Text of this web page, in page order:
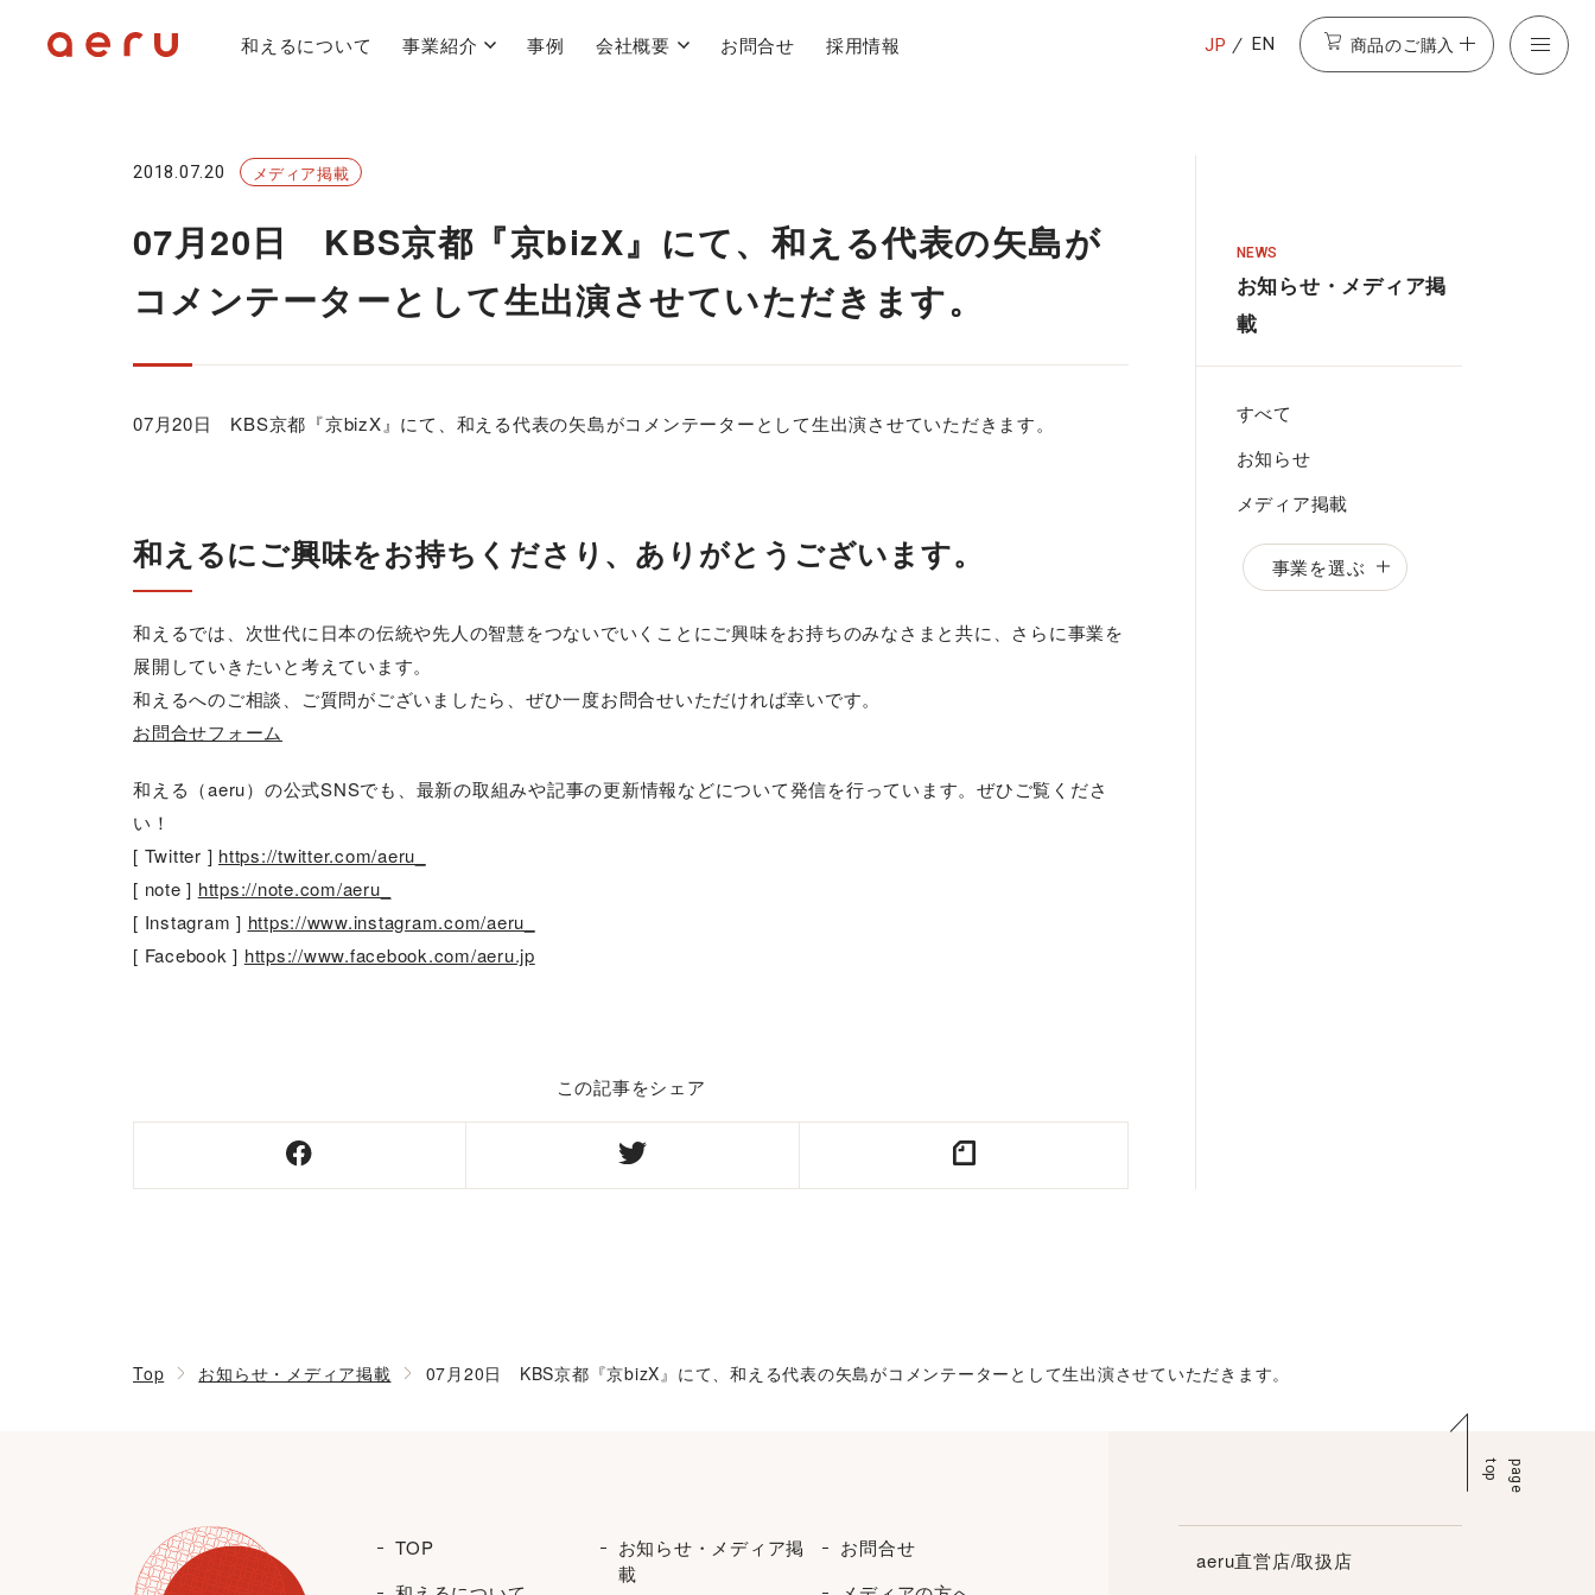
和えるについて 事業紹介 事例 会社概要 お問合せ 採用情報 JP EN 商品のご購入
2018.07.20 メディア掲載
07月20日 KBS京都『京bizX』にて、和える代表の矢島が
コメンテーターとして生出演させていただきます。
07月20日 KBS京都『京bizX』にて、和える代表の矢島がコメンテーターとして生出演させていただきます。
和えるにご興味をお持ちくださり、ありがとうございます。
和えるでは、次世代に日本の伝統や先人の智慧をつないでいくことにご興味をお持ちのみなさまと共に、さらに事業を
展開していきたいと考えています。
和えるへのご相談、ご質問がございましたら、ぜひ一度お問合せいただければ幸いです。
お問合せフォーム
和える（aeru）の公式SNSでも、最新の取組みや記事の更新情報などについて発信を行っています。ぜひご覧くださ
い！
[ Twitter ] https://twitter.com/aeru_
[ note ] https://note.com/aeru_
[ Instagram ] https://www.instagram.com/aeru_
[ Facebook ] https://www.facebook.com/aeru.jp
この記事をシェア
NEWS
お知らせ・メディア掲
載
すべて
お知らせ
メディア掲載
事業を選ぶ
Top お知らせ・メディア掲載 07月20日 KBS京都『京bizX』にて、和える代表の矢島がコメンテーターとして生出演させていただきます。
p
a
g
e
t
o
p
TOP
お知らせ・メディア掲
載
お問合せ
aeru直営店/取扱店